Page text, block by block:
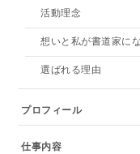
活動理念
想いと私が書道家に
選ばれる理由
プロフィール
仕事内容